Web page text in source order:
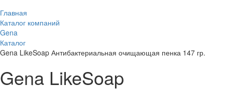
Главная
Каталог компаний
Gena
Каталог
Gena LikeSoap Антибактериальная очищающая пенка 147 гр.
Gena LikeSoap